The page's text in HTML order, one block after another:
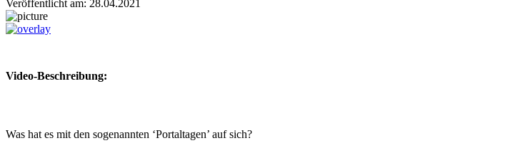
Veröffentlicht am: 28.04.2021
Video-Beschreibung:
Was hat es mit den sogenannten ‘Portaltagen’ auf sich?